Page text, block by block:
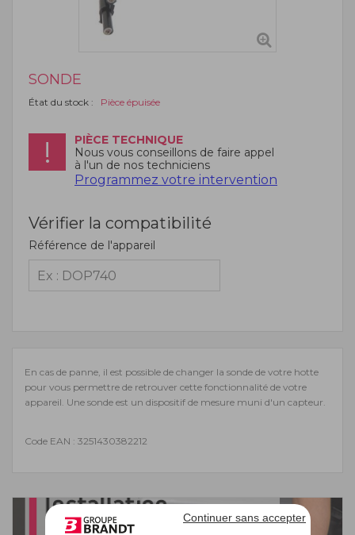
Continuer sans accepter
SONDE
État du stock : Pièce épuisée
PIÈCE TECHNIQUE
Nous vous conseillons de faire appel
à l'un de nos techniciens
Programmez votre intervention
Vérifier la compatibilité
Référence de l'appareil
En cas de panne, il est possible de changer la sonde de votre hotte
pour vous permettre de retrouver cette fonctionnalité de votre
appareil. Une sonde est un dispositif de mesure muni d'un capteur.
Code EAN : 3251430382212